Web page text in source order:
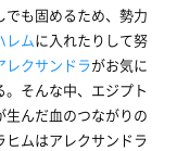
も固めるため、勢力
レムに入れたりして努
レクサンドラがお気に
そんな中、エジプト
生んだ血のつながりの
ムはアレクサンドラ